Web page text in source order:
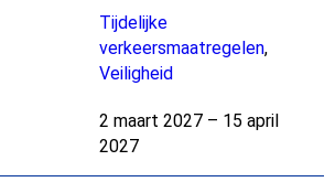
Tijdelijke
verkeersmaatregelen,
Veiligheid
2 maart 2027 – 15 april
2027